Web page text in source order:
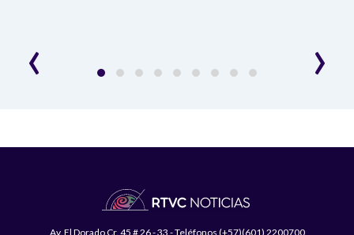
‹ ›
Av. El Dorado Cr. 45 # 26 - 33 - Teléfonos (+57)(601) 2200700